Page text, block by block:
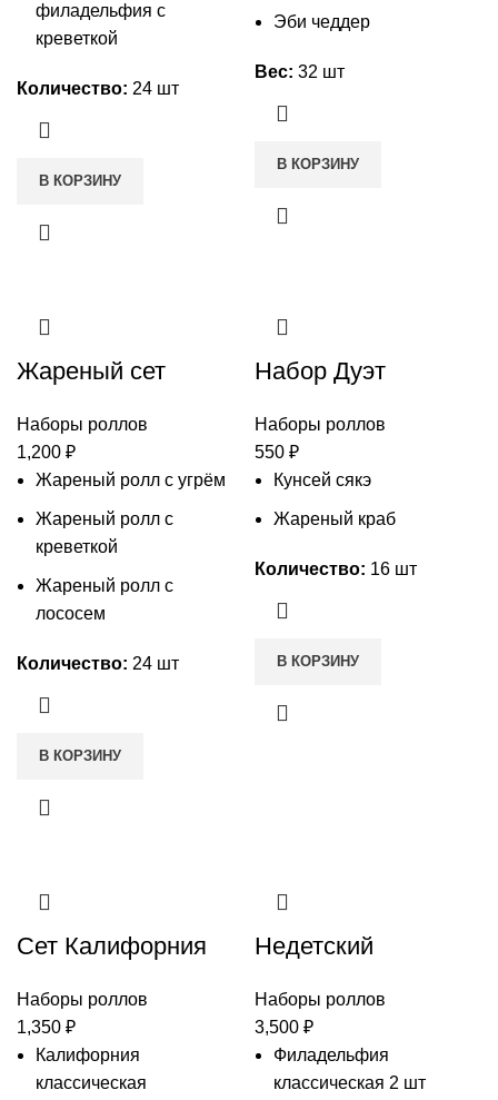
филадельфия с
креветкой
Количество: 24 шт
В КОРЗИНУ
Эби чеддер
Вес: 32 шт
В КОРЗИНУ
Жареный сет
Наборы роллов
1,200 ₽
Жареный ролл с угрём
Жареный ролл с
креветкой
Жареный ролл с
лососем
Количество: 24 шт
В КОРЗИНУ
Набор Дуэт
Наборы роллов
550 ₽
Кунсей сякэ
Жареный краб
Количество: 16 шт
В КОРЗИНУ
Сет Калифорния
Наборы роллов
1,350 ₽
Калифорния
классическая
Недетский
Наборы роллов
3,500 ₽
Филадельфия
классическая 2 шт